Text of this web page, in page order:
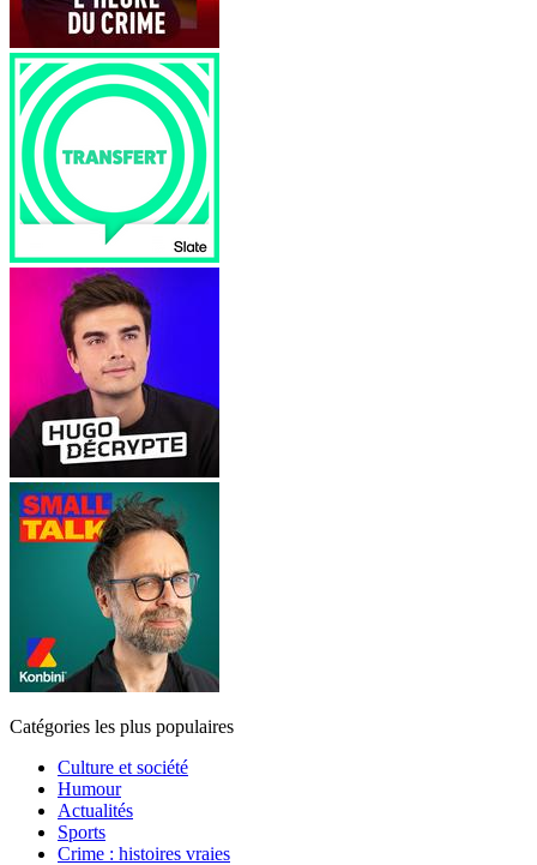
Catégories les plus populaires
Culture et société
Humour
Actualités
Sports
Crime : histoires vraies